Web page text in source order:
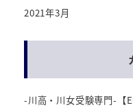
2021年3月
-川高・川女受験専門-【